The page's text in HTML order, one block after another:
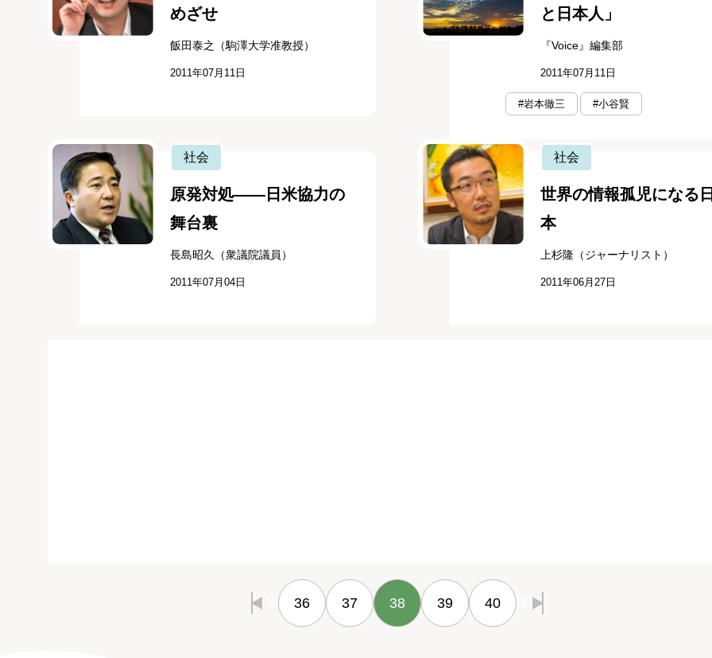
めざせ
飯田泰之（駒澤大学准教授）
2011年07月11日
と日本人」
『Voice』編集部
2011年07月11日
#岩本徹三 #小谷賢
社会
原発対処――日米協力の
舞台裏
長島昭久（衆議院議員）
2011年07月04日
社会
世界の情報孤児になる
本
上杉隆（ジャーナリスト）
2011年06月27日
最初 36 37 38 39 40 最後